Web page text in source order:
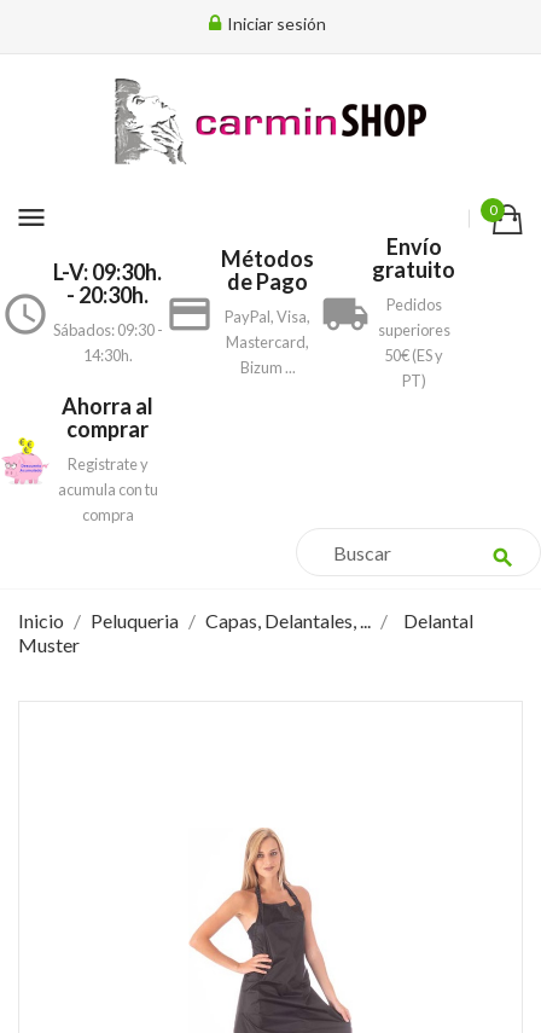
Iniciar sesión
menu 0
access_time
L-V: 09:30h.
- 20:30h.
Sábados: 09:30 -
14:30h.
payment
Métodos
de Pago
PayPal, Visa,
Mastercard,
Bizum ...
local_shipping
Envío
gratuito
Pedidos
superiores
50€ (ES y
PT)
Ahorra al
comprar
Registrate y
acumula con tu
compra
search
Inicio Peluqueria Capas, Delantales, ...
Delantal
Muster